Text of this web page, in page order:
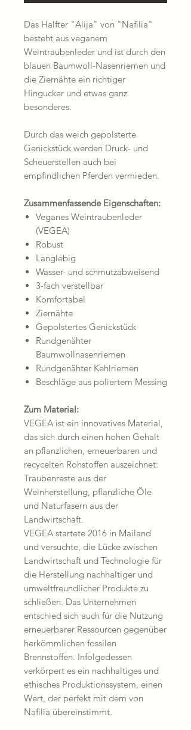
Das Halfter "Alija" von "Nafilia"
besteht aus veganem
Weintraubenleder und ist durch den
blauen Baumwoll-Nasenriemen und
die Ziernähte ein richtiger
Hingucker und etwas ganz
besonderes.
Durch das weich gepolsterte
Genickstück werden Druck- und
Scheuerstellen auch bei
empfindlichen Pferden vermieden.
Zusammenfassende Eigenschaften:
Veganes Weintraubenleder
(VEGEA)
Robust
Langlebig
Wasser- und schmutzabweisend
3-fach verstellbar
Komfortabel
Ziernähte
Gepolstertes Genickstück
Rundgenähter
Baumwollnasenriemen
Rundgenähter Kehlriemen
Beschläge aus poliertem Messing
Zum Material:
VEGEA ist ein innovatives Material,
das sich durch einen hohen Gehalt
an pflanzlichen, erneuerbaren und
recycelten Rohstoffen auszeichnet:
Traubenreste aus der
Weinherstellung, pflanzliche Öle
und Naturfasern aus der
Landwirtschaft.
VEGEA startete 2016 in Mailand
und versuchte, die Lücke zwischen
Landwirtschaft und Technologie für
die Herstellung nachhaltiger und
umweltfreundlicher Produkte zu
schließen. Das Unternehmen
entschied sich auch für die Nutzung
erneuerbarer Ressourcen gegenüber
herkömmlichen fossilen
Brennstoffen. Infolgedessen
verkörpert es ein nachhaltiges und
ethisches Produktionssystem, einen
Wert, der perfekt mit dem von
Nafilia übereinstimmt.